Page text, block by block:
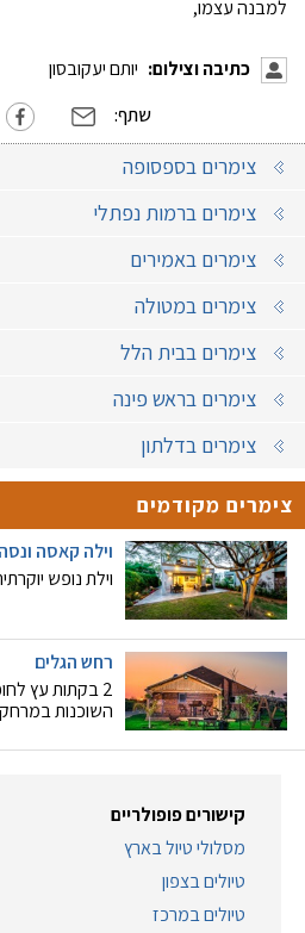
צימרים בספסופה
צימרים ברמות נפתלי
צימרים באמירים
צימרים במטולה
צימרים בבית הלל
צימרים בראש פינה
צימרים בדלתון
צימרים מקודמים
וילה קאסה ונסה
וילת נופש
רחש הגלים
2 בקתות עץ
השוכנות
קישורים פופולריים
מסלולי טיול בארץ
טיולים בצפון
טיולים במרכז
כתיבה וצילום: יותם יעקובסון
שתף:
למבנה עצמו,